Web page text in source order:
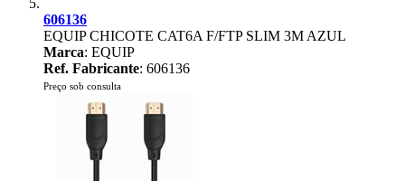
606136
EQUIP CHICOTE CAT6A F/FTP SLIM 3M AZUL
Marca: EQUIP
Ref. Fabricante: 606136
Preço sob consulta